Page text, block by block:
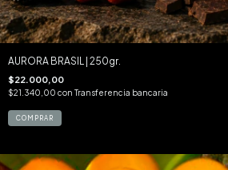
AURORA BRASIL | 250gr.
$22.000,00
$21.340,00 con Transferencia bancaria
COMPRAR